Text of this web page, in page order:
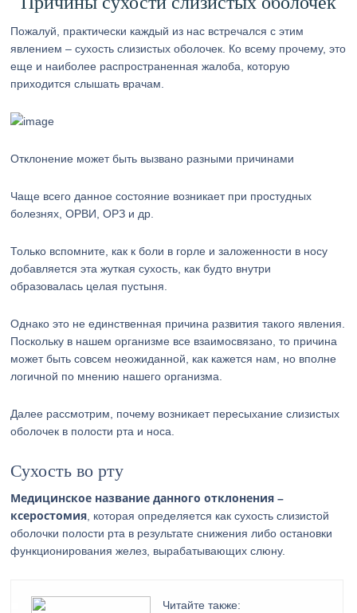
Пожалуй, практически каждый из нас встречался с этим
явлением – сухость слизистых оболочек. Ко всему прочему, это
еще и наиболее распространенная жалоба, которую
приходится слышать врачам.
Отклонение может быть вызвано разными причинами
Чаще всего данное состояние возникает при простудных
болезнях, ОРВИ, ОРЗ и др.
Только вспомните, как к боли в горле и заложенности в носу
добавляется эта жуткая сухость, как будто внутри
образовалась целая пустыня.
Однако это не единственная причина развития такого явления.
Поскольку в нашем организме все взаимосвязано, то причина
может быть совсем неожиданной, как кажется нам, но вполне
логичной по мнению нашего организма.
Далее рассмотрим, почему возникает пересыхание слизистых
оболочек в полости рта и носа.
Сухость во рту
Медицинское название данного отклонения –
ксеростомия , которая определяется как сухость слизистой
оболочки полости рта в результате снижения либо остановки
функционирования желез, вырабатывающих слюну.
Читайте также: